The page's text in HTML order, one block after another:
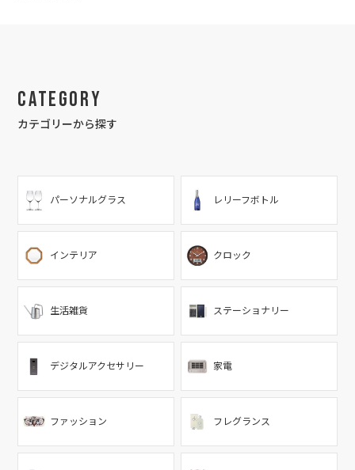
Category
カテゴリーから探す
パーソナルグラス レリーフボトル
インテリア クロック
生活雑貨 ステーショナリー
デジタルアクセサリー 家電
ファッション フレグランス